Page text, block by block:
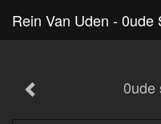
Rein Van Uden - 0ude
0ude